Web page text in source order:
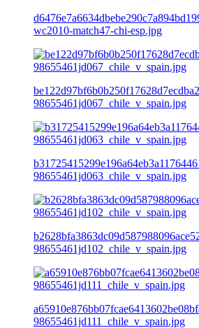
wc2010-match47-chi-esp.jpg
98655461jd067_chile_v_spain.jpg
98655461jd063_chile_v_spain.jpg
98655461jd102_chile_v_spain.jpg
98655461jd111_chile_v_spain.jpg